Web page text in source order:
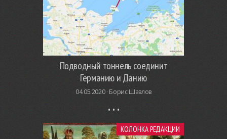
Подводный тоннель соединит
Германию и Данию
04.05.2020 · Борис Шавлов
КОЛОНКА РЕДАКЦИИ